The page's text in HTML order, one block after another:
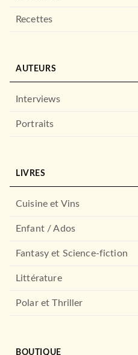
Recettes
AUTEURS
Interviews
Portraits
LIVRES
Cuisine et Vins
Enfant / Ados
Fantasy et Science-fiction
Littérature
Polar et Thriller
BOUTIQUE